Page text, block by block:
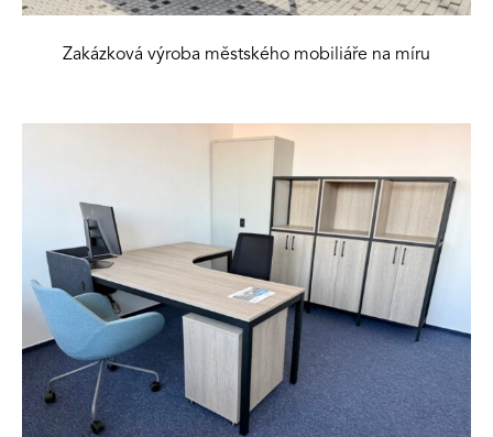
Zakázková výroba městského mobiliáře na míru